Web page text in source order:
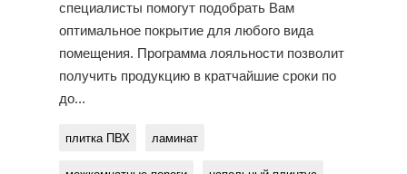
специалисты помогут подобрать Вам
оптимальное покрытие для любого вида
помещения. Программа лояльности позволит
получить продукцию в кратчайшие сроки по
до...
плитка ПВХ ламинат